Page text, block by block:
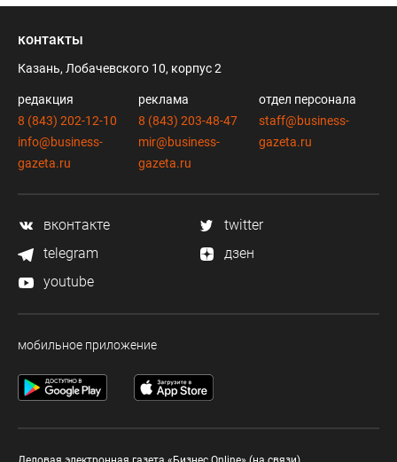
контакты
Казань, Лобачевского 10, корпус 2
редакция
8 (843) 202-12-10
info@business-
gazeta.ru
реклама
8 (843) 203-48-47
mir@business-
gazeta.ru
отдел персонала
staff@business-
gazeta.ru
вконтакте
twitter
telegram
дзен
youtube
мобильное приложение